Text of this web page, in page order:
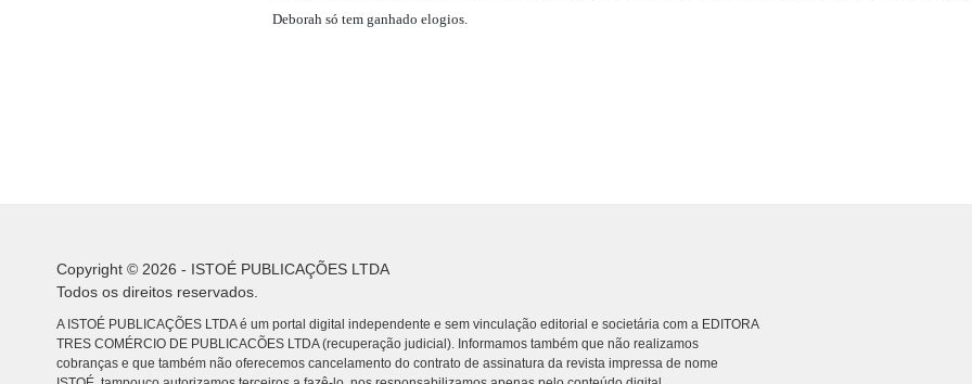
Deborah só tem ganhado elogios.
Copyright © 2026 - ISTOÉ PUBLICAÇÕES LTDA
Todos os direitos reservados.
A ISTOÉ PUBLICAÇÕES LTDA é um portal digital independente e sem vinculação editorial e societária com a EDITORA
TRES COMÉRCIO DE PUBLICACÕES LTDA (recuperação judicial). Informamos também que não realizamos
cobranças e que também não oferecemos cancelamento do contrato de assinatura da revista impressa de nome